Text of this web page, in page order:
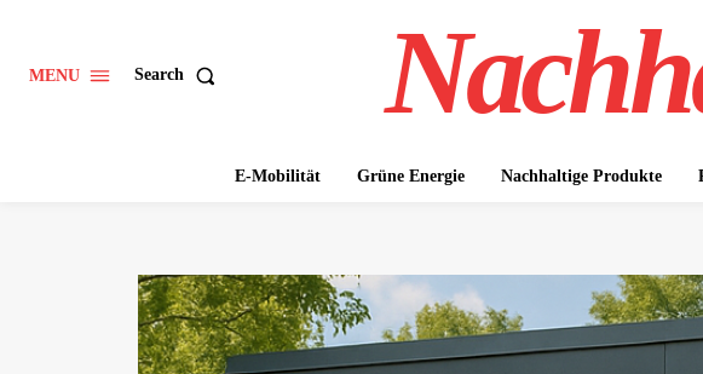
MENU Search
E-Mobilität Grüne Energie Nachhaltige Produkte